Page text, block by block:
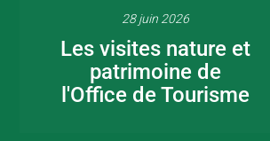
28 juin 2026
Les visites nature et
patrimoine de
l'Office de Tourisme